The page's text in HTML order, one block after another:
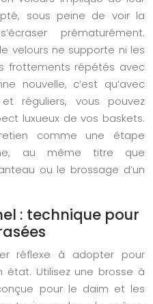
sous peine de voir la
prématurément.
velours ne supporte ni les
frottements répétés avec
nouvelle, c’est qu’avec
réguliers, vous pouvez
luxueux de vos baskets.
comme une étape
au même titre que
ou le brossage d’un
: technique pour
réflexe à adopter pour
état. Utilisez une brosse à
pour le daim et les